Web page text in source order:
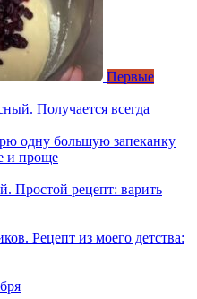
Первые
Получается всегда
одну большую запеканку
и проще
Простой рецепт: варить
Рецепт из моего детства: